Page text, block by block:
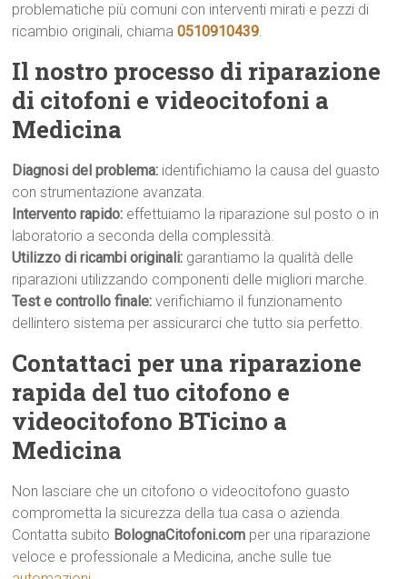
problematiche più comuni con interventi mirati e pezzi di
ricambio originali, chiama0510910439.
Il nostro processo di riparazione
di citofoni e videocitofoni a
Medicina
Diagnosi del problema: identifichiamo la causa del guasto
con strumentazione avanzata.
Intervento rapido: effettuiamo la riparazione sul posto o in
laboratorio a seconda della complessità.
Utilizzo di ricambi originali: garantiamo la qualità delle
riparazioni utilizzando componenti delle migliori marche.
Test e controllo finale:verifichiamo il funzionamento
dellintero sistema per assicurarci che tutto sia perfetto.
Contattaci per una riparazione
rapida del tuo citofono e
videocitofono BTicino a
Medicina
Non lasciare che un citofono o videocitofono guasto
comprometta la sicurezza della tua casa o azienda.
Contatta subito BolognaCitofoni.com per una riparazione
veloce e professionale a Medicina, anche sulle tue